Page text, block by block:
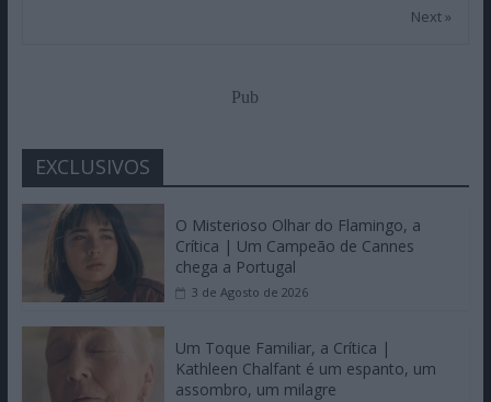
Next »
Pub
EXCLUSIVOS
O Misterioso Olhar do Flamingo, a
Crítica | Um Campeão de Cannes
chega a Portugal
3 de Agosto de 2026
Um Toque Familiar, a Crítica |
Kathleen Chalfant é um espanto, um
assombro, um milagre